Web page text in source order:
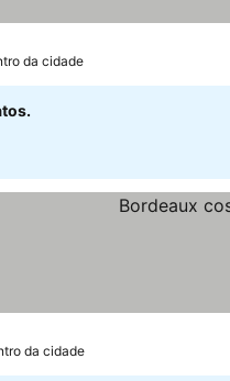
da cidade
da cidade